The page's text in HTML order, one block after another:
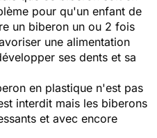
pour qu'un enfant de
un biberon un ou 2 fois
une alimentation
ses dents et sa
en plastique n'est pas
interdit mais les biberons
et avec encore